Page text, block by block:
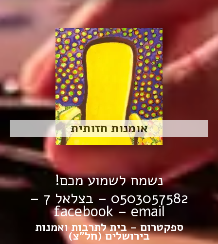
אומנות חזותית
נשמח לשמוע מכם!
0503057582 – בצלאל 7 –
facebook–email
ספקטרום – בית לתרבות ואמנות
בירושלים (חל”צ)